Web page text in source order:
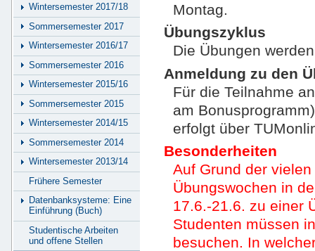
Montag.
Übungszyklus
Die Übungen
Anmeldung zu den
Für die Teilnahme
am
erfolgt über
Besonderheiten
Auf Grund der
Übungswochen in
17.6.-21.6. zu einer
Studenten müssen
besuchen. In
Wintersemester 2017/18
Sommersemester 2017
Wintersemester 2016/17
Sommersemester 2016
Wintersemester 2015/16
Sommersemester 2015
Wintersemester 2014/15
Sommersemester 2014
Wintersemester 2013/14
Frühere Semester
Datenbanksysteme: Eine
Einführung (Buch)
Studentische Arbeiten
und offene Stellen